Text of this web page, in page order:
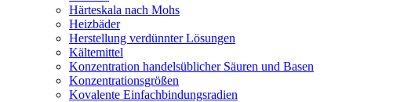
Härteskala nach Mohs
Heizbäder
Herstellung verdünnter Lösungen
Kältemittel
Konzentration handelsüblicher Säuren und Basen
Konzentrationsgrößen
Kovalente Einfachbindungsradien